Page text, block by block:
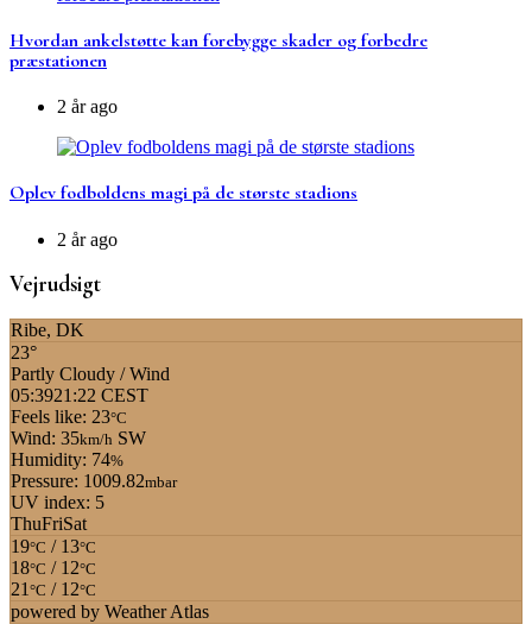
Hvordan ankelstøtte kan forebygge skader og forbedre
præstationen
2 år ago
Oplev fodboldens magi på de største stadions
2 år ago
Vejrudsigt
Ribe, DK
23°
Partly Cloudy / Wind
05:3921:22 CEST
Feels like: 23°C
Wind: 35km/h SW
Humidity: 74%
Pressure: 1009.82mbar
UV index: 5
ThuFriSat
19°C / 13°C
18°C / 12°C
21 °C / 12°C
powered by Weather Atlas